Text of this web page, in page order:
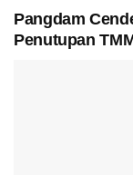
Pangdam
Penutupan